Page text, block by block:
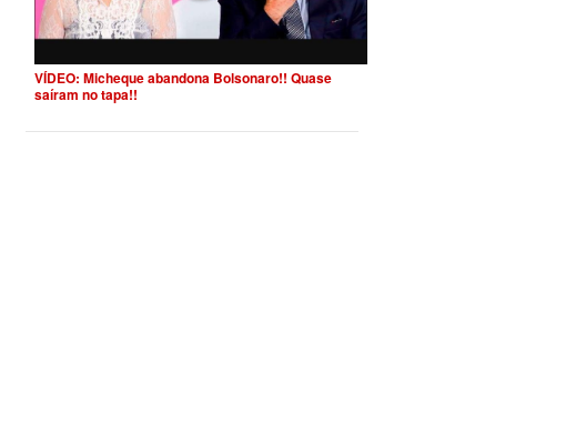
VÍDEO: Micheque abandona Bolsonaro!! Quase
saíram no tapa!!